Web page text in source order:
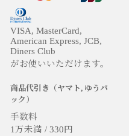
VISA, MasterCard,
American Express, JCB,
Diners Club
がお使いいただけます。
商品代引き（ヤマト, ゆうパ
ック）
手数料
1万未満 / 330円